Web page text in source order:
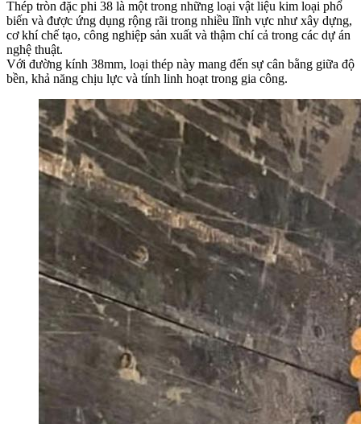
Thép tròn đặc phi 38 là một trong những loại vật liệu kim loại phổ
biến và được ứng dụng rộng rãi trong nhiều lĩnh vực như xây dựng,
cơ khí chế tạo, công nghiệp sản xuất và thậm chí cả trong các dự án
nghệ thuật.
Với đường kính 38mm, loại thép này mang đến sự cân bằng giữa độ
bền, khả năng chịu lực và tính linh hoạt trong gia công.